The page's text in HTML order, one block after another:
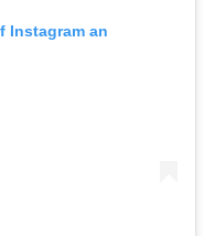
Instagram an